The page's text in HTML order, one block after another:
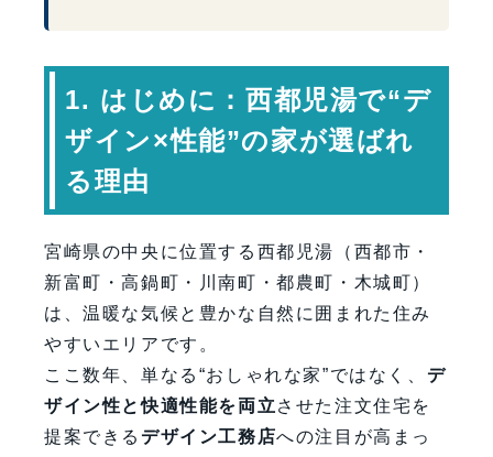
計術”
5. 西都児湯の気候に合う“デザイン×
性能”の具体策
6. 専門家コメント
8. まとめ
お問い合わせはこちら
1. はじめに：西都児湯で“デ
ザイン×性能”の家が選ばれ
る理由
宮崎県の中央に位置する西都児湯（西都市・
新富町・高鍋町・川南町・都農町・木城町）
は、温暖な気候と豊かな自然に囲まれた住み
やすいエリアです。
ここ数年、単なる“おしゃれな家”ではなく、 デ
ザイン性と快適性能を両立 させた注文住宅を
提案できる デザイン工務店への注目が高まっ